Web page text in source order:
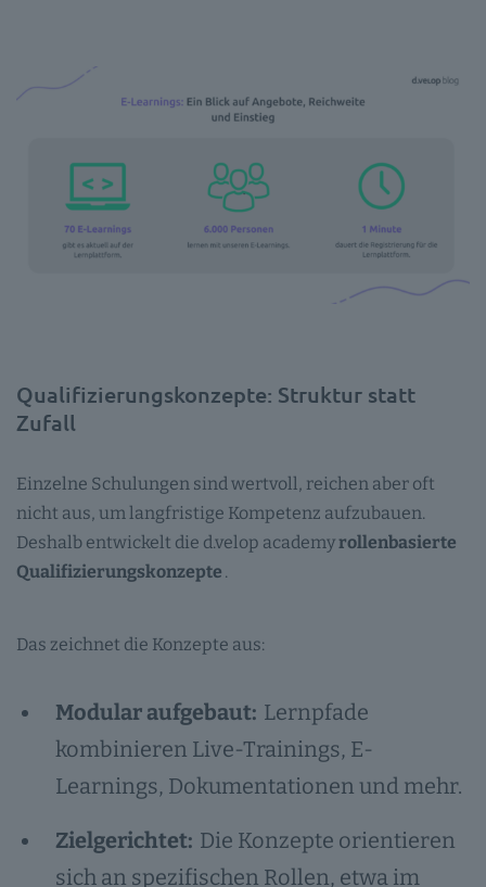
Qualifizierungskonzepte: Struktur statt
Zufall
Einzelne Schulungen sind wertvoll, reichen aber oft
nicht aus, um langfristige Kompetenz aufzubauen.
Deshalb entwickelt die d.velop academyrollenbasierte
Qualifizierungskonzepte .
Das zeichnet die Konzepte aus:
Modular aufgebaut: Lernpfade
kombinieren Live-Trainings, E-
Learnings, Dokumentationen und mehr.
Zielgerichtet: Die Konzepte orientieren
sich an spezifischen Rollen, etwa im